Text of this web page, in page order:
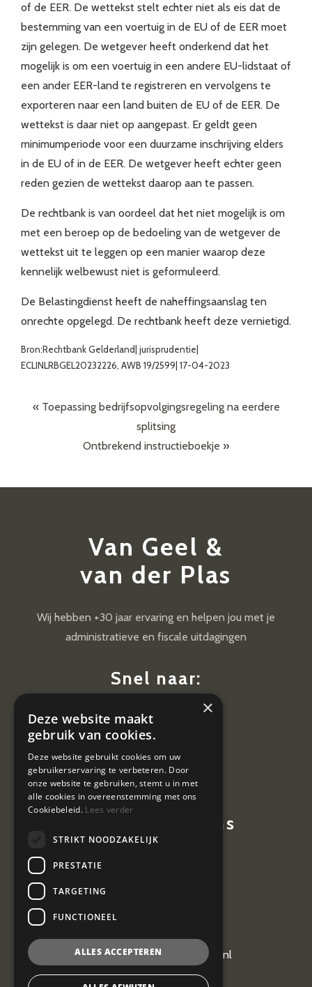
of de EER. De wettekst stelt echter niet als eis dat de
bestemming van een voertuig in de EU of de EER moet
zijn gelegen. De wetgever heeft onderkend dat het
mogelijk is om een voertuig in een andere EU-lidstaat of
een ander EER-land te registreren en vervolgens te
exporteren naar een land buiten de EU of de EER. De
wettekst is daar niet op aangepast. Er geldt geen
minimumperiode voor een duurzame inschrijving elders
in de EU of in de EER. De wetgever heeft echter geen
reden gezien de wettekst daarop aan te passen.
De rechtbank is van oordeel dat het niet mogelijk is om
met een beroep op de bedoeling van de wetgever de
wettekst uit te leggen op een manier waarop deze
kennelijk welbewust niet is geformuleerd.
De Belastingdienst heeft de naheffingsaanslag ten
onrechte opgelegd. De rechtbank heeft deze vernietigd.
Bron:Rechtbank Gelderland| jurisprudentie|
ECLINLRBGEL20232226, AWB 19/2599| 17-04-2023
« Toepassing bedrijfsopvolgingsregeling na eerdere
splitsing
Ontbrekend instructieboekje »
Van Geel &
van der Plas
Wij hebben +30 jaar ervaring en helpen jou met je
administratieve en fiscale uitdagingen
Snel naar:
Diensten
Vacatures
Contactgegevens
kantoor@vangeel-vanderplas.nl
×
Deze website maakt
gebruik van cookies.
Deze website gebruikt cookies om uw
gebruikerservaring te verbeteren. Door
onze website te gebruiken, stemt u in met
alle cookies in overeenstemming met ons
Cookiebeleid. Lees verder
STRIKT NOODZAKELIJK
PRESTATIE
TARGETING
FUNCTIONEEL
ALLES ACCEPTEREN